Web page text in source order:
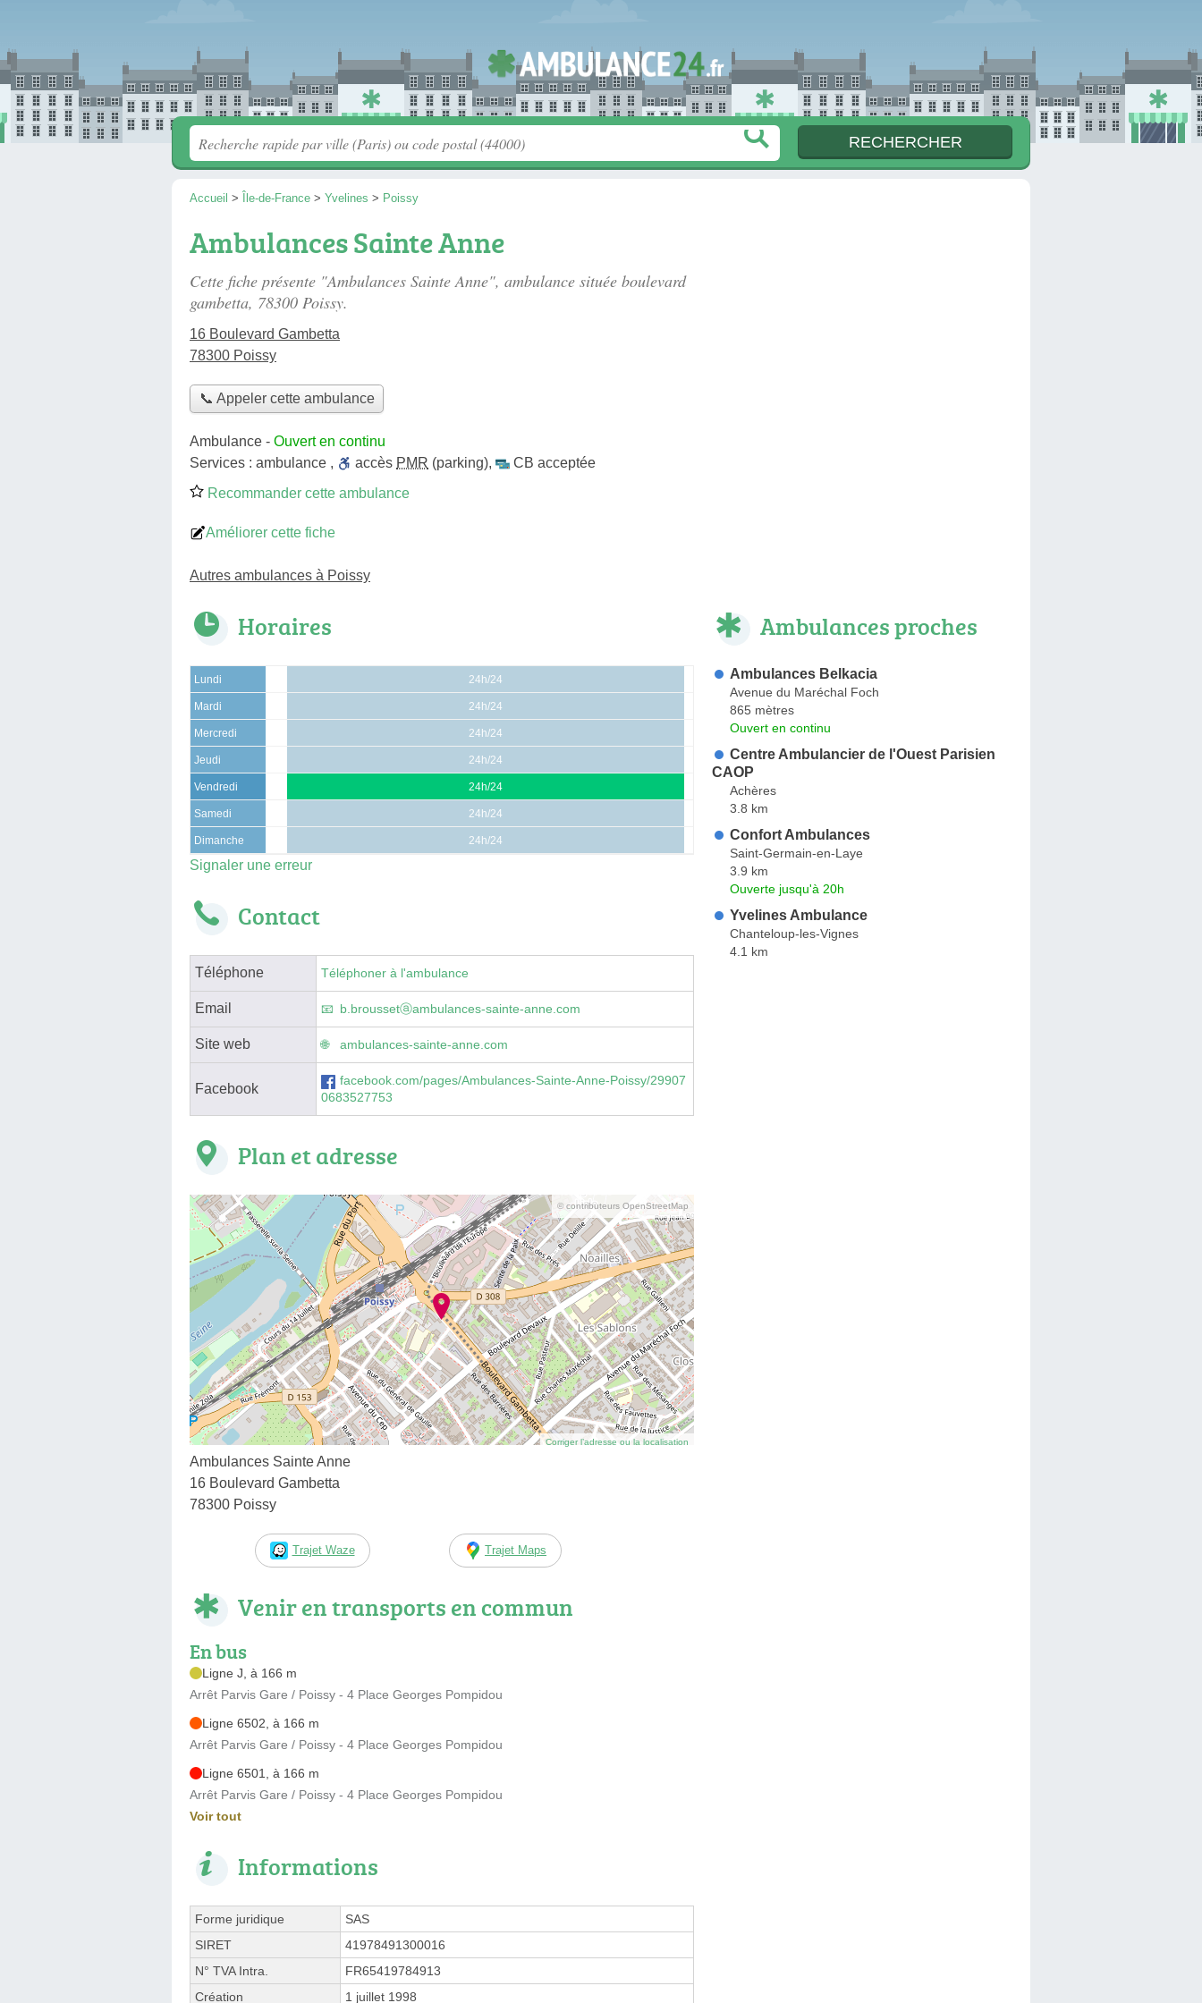
Accueil > Île-de-France > Yvelines > Poissy
Ambulances Sainte Anne
Cette fiche présente "Ambulances Sainte Anne", ambulance située boulevard
gambetta, 78300 Poissy.
16 Boulevard Gambetta
78300 Poissy
📞 Appeler cette ambulance
Ambulance - Ouvert en continu
Services : ambulance , accès PMR (parking),
CB acceptée
Recommander cette ambulance
Améliorer cette fiche
Autres ambulances à Poissy
Horaires
Lundi 24h/24
Mardi 24h/24
Mercredi 24h/24
Jeudi 24h/24
Vendredi 24h/24
Samedi 24h/24
Dimanche 24h/24
Signaler une erreur
Contact
Téléphone Téléphoner à l'ambulance
Email b.broussetⓐambulances-sainte-anne.com
Site web ambulances-sainte-anne.com
Facebook
facebook.com/pages/Ambulances-Sainte-Anne-Poissy/29907
0683527753
Plan et adresse
© contributeurs OpenStreetMap
Corriger l’adresse ou la localisation
Ambulances Sainte Anne
16 Boulevard Gambetta
78300 Poissy
Trajet Waze Trajet Maps
Venir en transports en commun
En bus
Ligne J, à 166 m
Arrêt Parvis Gare / Poissy - 4 Place Georges Pompidou
Ligne 6502, à 166 m
Arrêt Parvis Gare / Poissy - 4 Place Georges Pompidou
Ligne 6501, à 166 m
Arrêt Parvis Gare / Poissy - 4 Place Georges Pompidou
Voir tout
Informations
Forme juridique
SAS
SIRET
41978491300016
N° TVA Intra.
FR65419784913
Création
1 juillet 1998
Ambulances proches
Ambulances Belkacia
Avenue du Maréchal Foch
865 mètres
Ouvert en continu
Centre Ambulancier de l'Ouest Parisien
CAOP
Achères
3.8 km
Confort Ambulances
Saint-Germain-en-Laye
3.9 km
Ouverte jusqu'à 20h
Yvelines Ambulance
Chanteloup-les-Vignes
4.1 km